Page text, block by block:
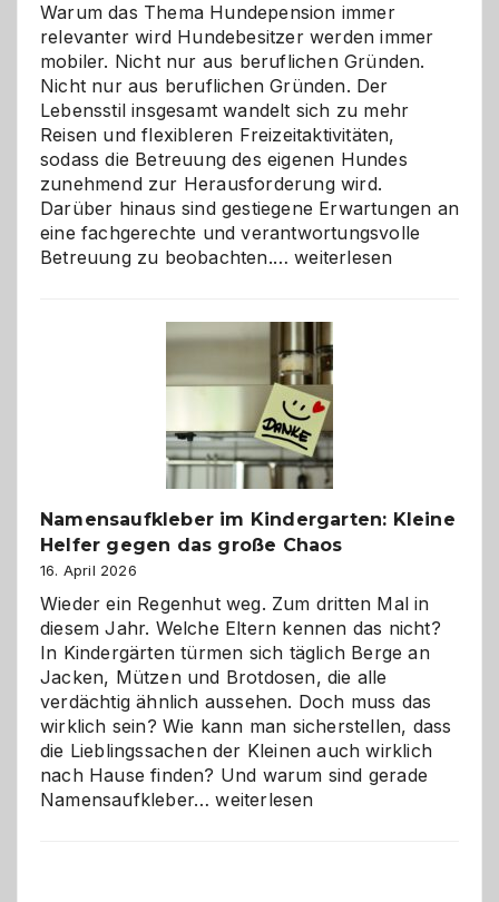
Warum das Thema Hundepension immer
relevanter wird Hundebesitzer werden immer
mobiler. Nicht nur aus beruflichen Gründen.
Nicht nur aus beruflichen Gründen. Der
Lebensstil insgesamt wandelt sich zu mehr
Reisen und flexibleren Freizeitaktivitäten,
sodass die Betreuung des eigenen Hundes
zunehmend zur Herausforderung wird.
Darüber hinaus sind gestiegene Erwartungen an
eine fachgerechte und verantwortungsvolle
Betreuung zu beobachten.…Betreuung
wann
ist
eine
Hundepension
die
richtige
weiterlesen
Namensaufkleber im Kindergarten: Kleine
Helfer gegen das große Chaos
16. April 2026
Wieder ein Regenhut weg. Zum dritten Mal in
diesem Jahr. Welche Eltern kennen das nicht?
In Kindergärten türmen sich täglich Berge an
Jacken, Mützen und Brotdosen, die alle
verdächtig ähnlich aussehen. Doch muss das
wirklich sein? Wie kann man sicherstellen, dass
die Lieblingssachen der Kleinen auch wirklich
nach Hause finden? Und warum sind gerade
Namensaufkleber…Namensaufkleber
weiterlesen